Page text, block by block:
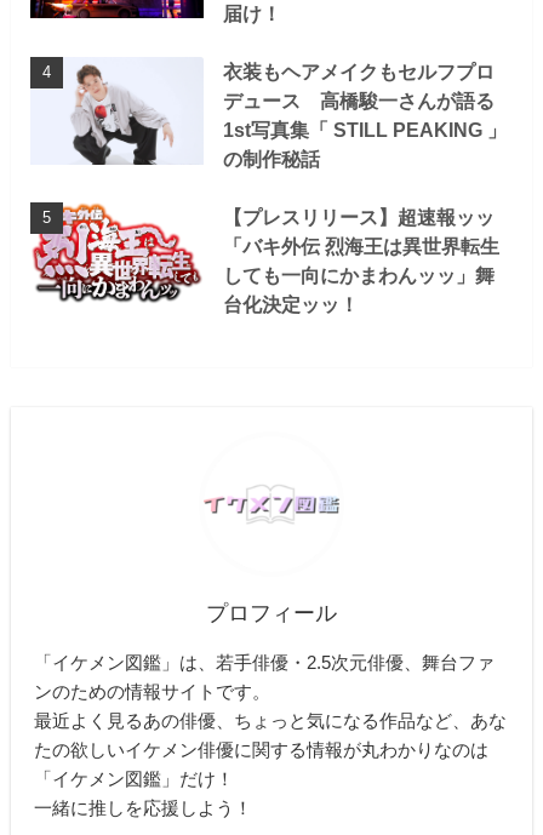
届け！
衣装もヘアメイクもセルフプロ
デュース 高橋駿一さんが語る
1st写真集「 STILL PEAKING 」
の制作秘話
【プレスリリース】超速報ッッ
「バキ外伝 烈海王は異世界転生
しても一向にかまわんッッ」舞
台化決定ッッ！
プロフィール
「イケメン図鑑」は、若手俳優・2.5次元俳優、舞台ファ
ンのための情報サイトです。
最近よく見るあの俳優、ちょっと気になる作品など、あな
たの欲しいイケメン俳優に関する情報が丸わかりなのは
「イケメン図鑑」だけ！
一緒に推しを応援しよう！